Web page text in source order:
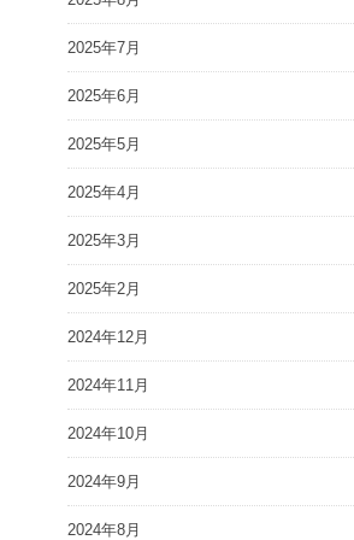
2025年7月
2025年6月
2025年5月
2025年4月
2025年3月
2025年2月
2024年12月
2024年11月
2024年10月
2024年9月
2024年8月